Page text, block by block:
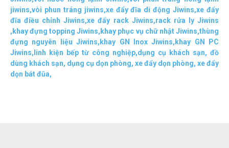
jiwins,vòi phun tráng jiwins,xe đẩy đĩa di động Jiwins,xe đẩy
đĩa điều chỉnh Jiwins,xe đẩy rack Jiwins,rack rửa ly Jiwins
, khay đựng topping Jiwins, khay phục vụ chữ nhật Jiwins,thùng
đựng nguyên liệu Jiwins, khay GN Inox Jiwins, khay GN PC
Jiwins, linh kiện bếp từ công nghiệp,dụng cụ khách sạn, đồ
dùng khách sạn, dụng cụ dọn phòng, xe đẩy dọn phòng, xe đẩy
dọn bát đũa,